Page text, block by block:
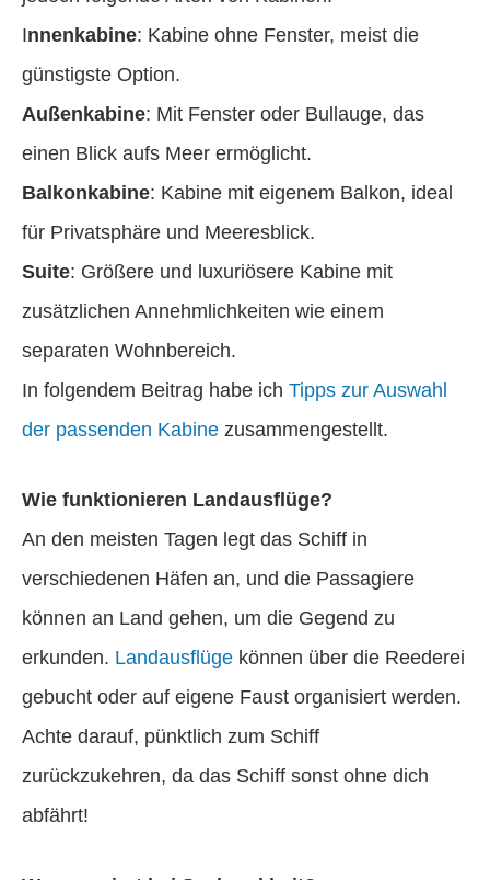
Innenkabine: Kabine ohne Fenster, meist die
günstigste Option.
Außenkabine: Mit Fenster oder Bullauge, das
einen Blick aufs Meer ermöglicht.
Balkonkabine: Kabine mit eigenem Balkon, ideal
für Privatsphäre und Meeresblick.
Suite: Größere und luxuriösere Kabine mit
zusätzlichen Annehmlichkeiten wie einem
separaten Wohnbereich.
In folgendem Beitrag habe ich Tipps zur Auswahl
der passenden Kabine zusammengestellt.
Wie funktionieren Landausflüge?
An den meisten Tagen legt das Schiff in
verschiedenen Häfen an, und die Passagiere
können an Land gehen, um die Gegend zu
erkunden. Landausflüge können über die Reederei
gebucht oder auf eigene Faust organisiert werden.
Achte darauf, pünktlich zum Schiff
zurückzukehren, da das Schiff sonst ohne dich
abfährt!